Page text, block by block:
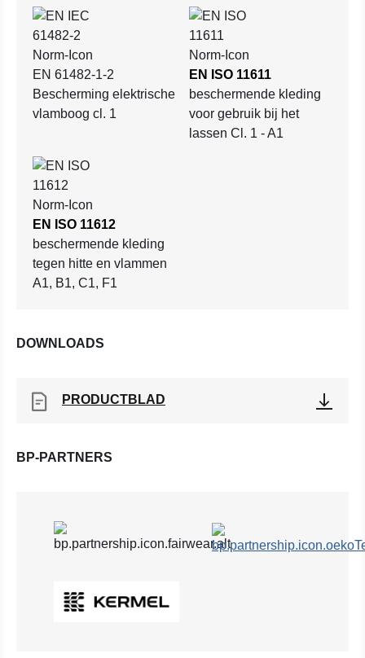
EN 61482-1-2
Bescherming elektrische
vlamboog cl. 1
EN ISO 11611
beschermende kleding
voor gebruik bij het
lassen Cl. 1 - A1
EN ISO 11612
beschermende kleding
tegen hitte en vlammen
A1, B1, C1, F1
DOWNLOADS
PRODUCTBLAD
BP-PARTNERS